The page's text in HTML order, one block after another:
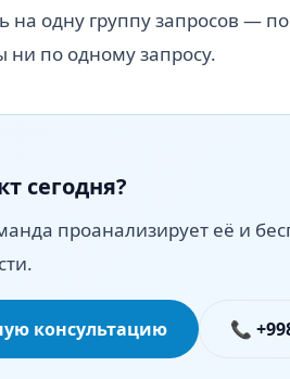
на одну группу запросов —
ни по одному запросу.
сегодня?
проанализирует её и
консультацию 📞